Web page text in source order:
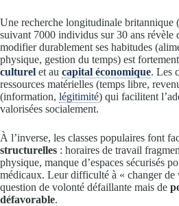
Une recherche longitudinale britannique
suivant 7000 individus sur 30 ans révèle
modifier durablement ses habitudes
physique, gestion du temps) est
culturel et au capital économique. Les
ressources matérielles (temps libre,
(information, légitimité) qui facilitent
valorisées socialement.
À l’inverse, les classes populaires font
structurelles : horaires de travail
physique, manque d’espaces sécurisés
médicaux. Leur difficulté à « changer de
question de volonté défaillante mais de
défavorable.